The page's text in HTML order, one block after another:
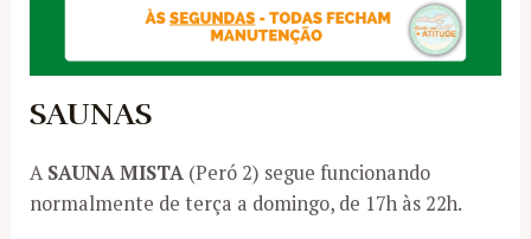
SAUNAS
A SAUNA MISTA (Peró 2) segue funcionando
normalmente de terça a domingo, de 17h às 22h.